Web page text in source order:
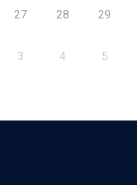
27 28 29
3 4 5